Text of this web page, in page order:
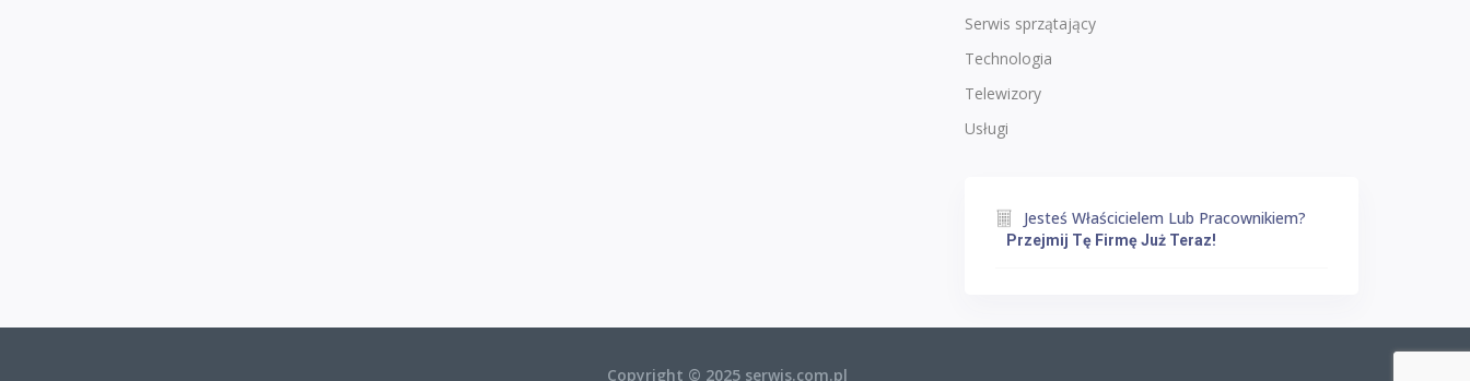
Serwis sprzątający
Technologia
Telewizory
Usługi
Jesteś Właścicielem Lub Pracownikiem?
Przejmij Tę Firmę Już Teraz!
Copyright © 2025 serwis.com.pl